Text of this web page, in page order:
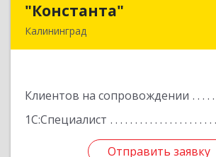
"Константа"
Калининград
Клиентов на сопровождении
1С:Специалист
Отправить заявку
Отправить заявку